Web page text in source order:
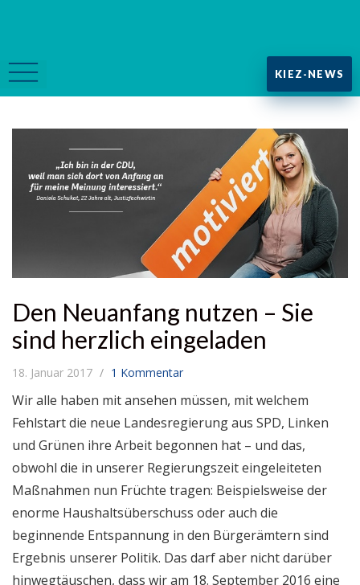
KIEZ-NEWS
Den Neuanfang nutzen – Sie
sind herzlich eingeladen
18. Januar 2017 1 Kommentar
Wir alle haben mit ansehen müssen, mit welchem
Fehlstart die neue Landesregierung aus SPD, Linken
und Grünen ihre Arbeit begonnen hat – und das,
obwohl die in unserer Regierungszeit eingeleiteten
Maßnahmen nun Früchte tragen: Beispielsweise der
enorme Haushaltsüberschuss oder auch die
beginnende Entspannung in den Bürgerämtern sind
Ergebnis unserer Politik. Das darf aber nicht darüber
hinwegtäuschen, dass wir am 18. September 2016 eine